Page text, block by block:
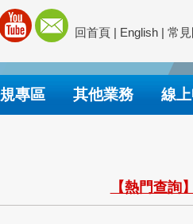
回首頁 | English | 常
專區 其他業務 線
【熱門查詢